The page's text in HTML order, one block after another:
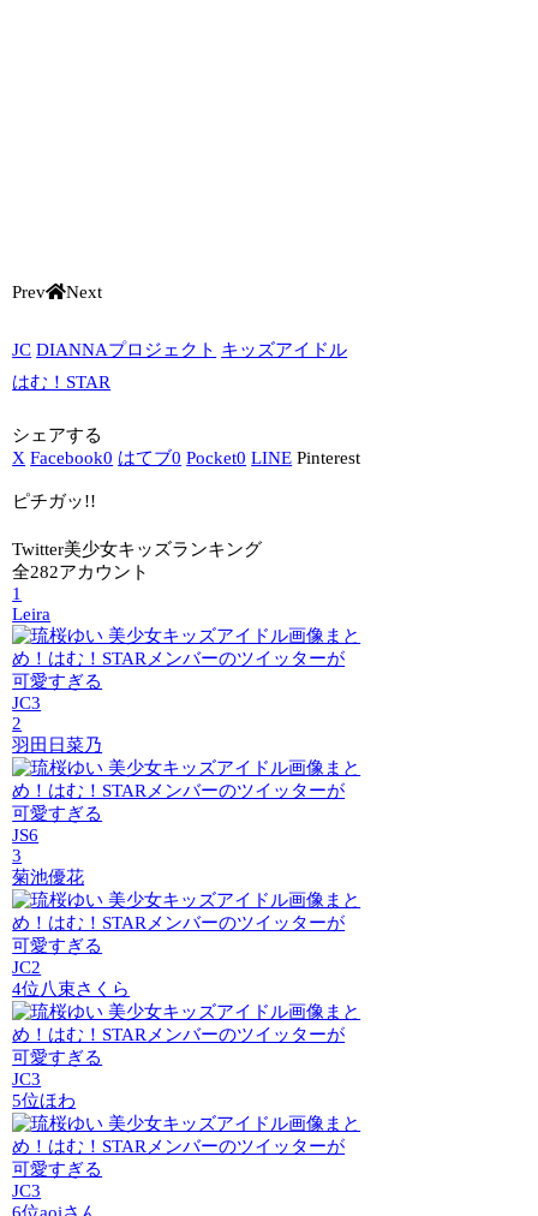
Prev Next
JC DIANNAプロジェクト キッズアイドル
はむ！STAR
シェアする
X Facebook0 はてブ0 Pocket0 LINE Pinterest
ピチガッ!!
Twitter美少女キッズランキング
全282アカウント
1
Leira
JC3
2
羽田日菜乃
JS6
3
菊池優花
JC2
4位八束さくら
JC3
5位ほわ
JC3
6位aoiさん